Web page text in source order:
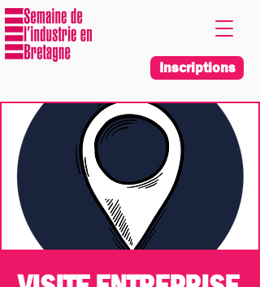
Inscriptions